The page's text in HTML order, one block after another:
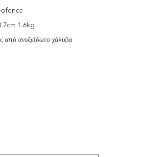
1.6kg
από ανοξείδωτο χάλυβα